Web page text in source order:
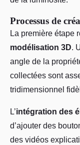
Processus de
La première étape
modélisation 3D.
angle de la
collectées sont
tridimensionnel
L’intégration des
d’ajouter des
des vidéos